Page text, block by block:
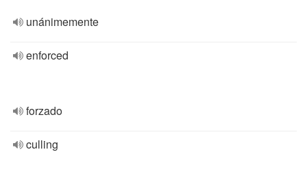
unánimemente
enforced
forzado
culling